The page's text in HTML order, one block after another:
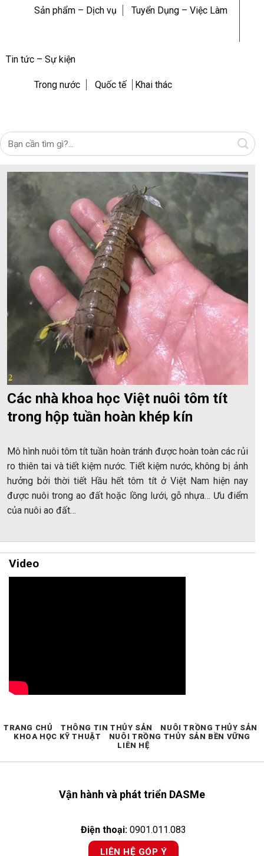
Sản phẩm – Dịch vụ Tuyển Dụng – Việc Làm
Tin tức – Sự kiện
Trong nước Quốc tế Khai thác
Các nhà khoa học Việt nuôi tôm tít
trong hộp tuần hoàn khép kín
Mô hình nuôi tôm tít tuần hoàn tránh được hoàn toàn các rủi
ro thiên tai và tiết kiệm nước. Tiết kiệm nước, không bị ảnh
hưởng bởi thời tiết Hầu hết tôm tít ở Việt Nam hiện nay
được nuôi trong ao đất hoặc lồng lưới, gỗ nhựa… Ưu điểm
của nuôi ao đất…
Video
Vận hành và phát triển DASMe
Điện thoại: 0901.011.083
LIÊN HỆ GÓP Ý
TRANG CHỦ THÔNG TIN THỦY SẢN
NUÔI TRỒNG THỦY SẢN
KHOA HỌC KỸ THUẬT
NUÔI TRỒNG THỦY SẢN BỀN VỮNG
LIÊN HỆ